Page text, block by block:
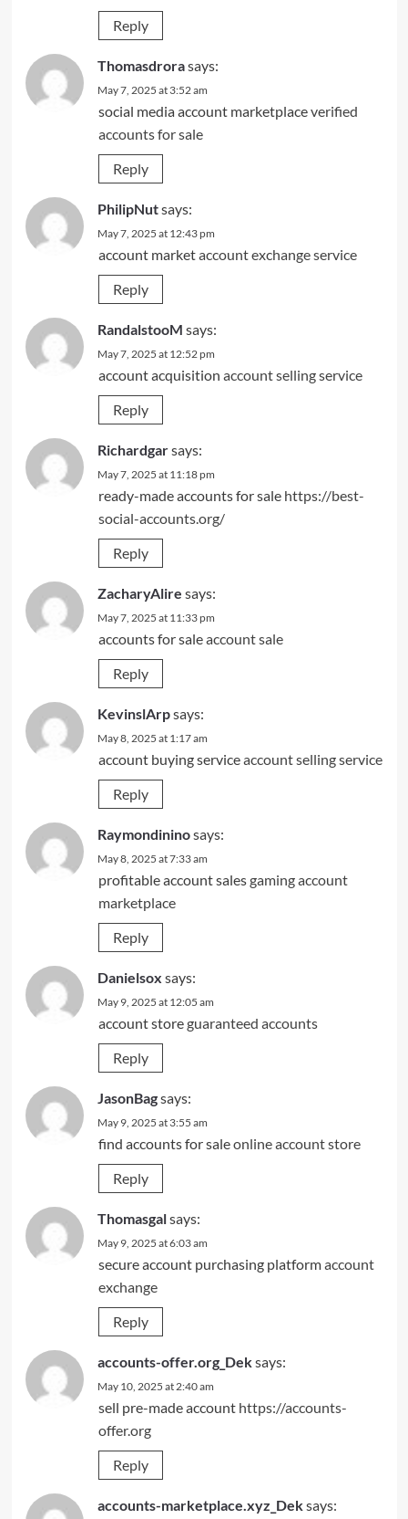
Reply
Thomasdrorasays:
May 7, 2025 at 3:52 am
social media account marketplaceverified
accounts for sale
Reply
PhilipNutsays:
May 7, 2025 at 12:43 pm
account marketaccount exchange service
Reply
RandalstooM says:
May 7, 2025 at 12:52 pm
account acquisition account selling service
Reply
Richardgarsays:
May 7, 2025 at 11:18 pm
ready-made accounts for sale https://best-
social-accounts.org/
Reply
ZacharyAlire says:
May 7, 2025 at 11:33 pm
accounts for saleaccount sale
Reply
KevinslArpsays:
May 8, 2025 at 1:17 am
account buying serviceaccount selling service
Reply
Raymondininosays:
May 8, 2025 at 7:33 am
profitable account salesgaming account
marketplace
Reply
Danielsox says:
May 9, 2025 at 12:05 am
account storeguaranteed accounts
Reply
JasonBagsays:
May 9, 2025 at 3:55 am
find accounts for saleonline account store
Reply
Thomasgalsays:
May 9, 2025 at 6:03 am
secure account purchasing platformaccount
exchange
Reply
accounts-offer.org_Deksays:
May 10, 2025 at 2:40 am
sell pre-made account https://accounts-
offer.org
Reply
accounts-marketplace.xyz_Deksays: